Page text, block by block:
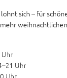
sich – für
Uhr
Uhr
Uhr